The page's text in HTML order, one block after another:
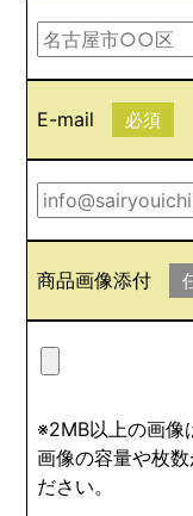
E-mail 必須
商品画像添付
※2MB以上の画像
画像の容量や枚
ださい。